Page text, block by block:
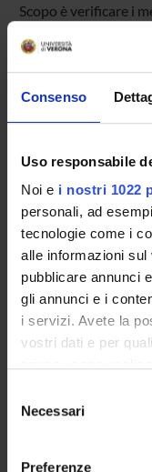
Consenso
Uso responsabile
Noi e i nostri 1022
personali, ad
tecnologie come i
alle informazioni
pubblicare annunci
gli annunci e i
i servizi. Avete la
vostri dati e per
modificare o
momento dalla
delNecessari
Preferenze
Scopo è verificare i
sull’attivazione
scavengers dei
meccanismo di
MIUR - PRIN
Finanziamento:
all'ateneo
PARTECIPANTI AL
Maurizio Degan
Cristiano Fava
Professore ordinario
Alessandra
Pietro Minuz